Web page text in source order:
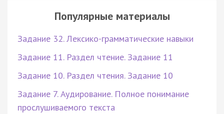
Популярные материалы
Задание 32. Лексико-грамматические навыки
Задание 11. Раздел чтение. Задание 11
Задание 10. Раздел чтения. Задание 10
Задание 7. Аудирование. Полное понимание
прослушиваемого текста